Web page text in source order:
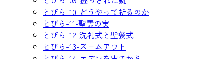
とびら-10-どうやって祈るのか
とびら-11-聖霊の実
とびら-12-洗礼式と聖餐式
とびら-13-ズームアウト